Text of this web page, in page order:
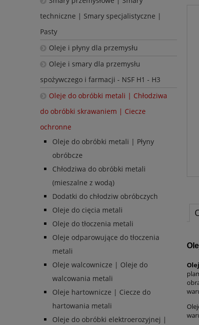
techniczne | Smary specjalistyczne |
Pasty
Oleje i płyny dla przemysłu
Oleje i smary dla przemysłu
spożywczego i farmacji - NSF H1 - H3
Oleje do obróbki metali | Chłodziwa
do obróbki skrawaniem | Ciecze
ochronne
Oleje do obróbki metali | Płyny
obróbcze
Chłodziwa do obróbki metali
(mieszalne z wodą)
Dodatki do chłodziw obróbczych
Oleje do cięcia metali
Oleje do tłoczenia metali
Oleje odparowujące do tłoczenia
metali
Oleje walcownicze | Oleje do
walcowania metali
Oleje hartownicze | Ciecze do
hartowania metali
Oleje do obróbki elektroerozyjnej |